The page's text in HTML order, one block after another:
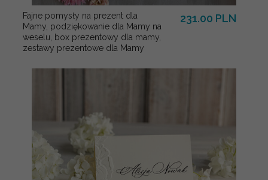
Fajne pomysły na prezent dla
Mamy, podziękowanie dla Mamy na
weselu, box prezentowy dla mamy,
zestawy prezentowe dla Mamy
231.00 PLN